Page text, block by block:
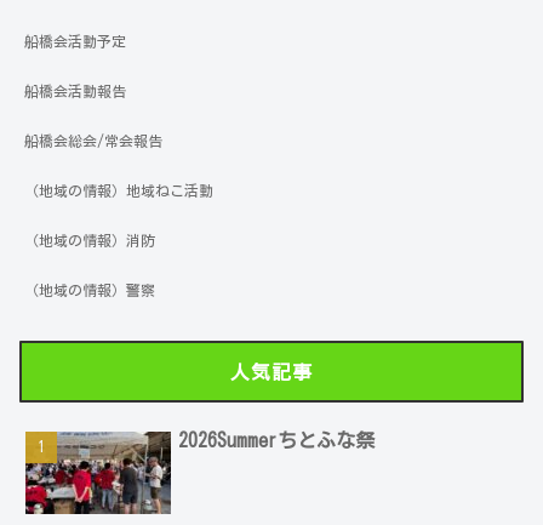
船橋会活動予定
船橋会活動報告
船橋会総会/常会報告
（地域の情報）地域ねこ活動
（地域の情報）消防
（地域の情報）警察
人気記事
2026Summerちとふな祭